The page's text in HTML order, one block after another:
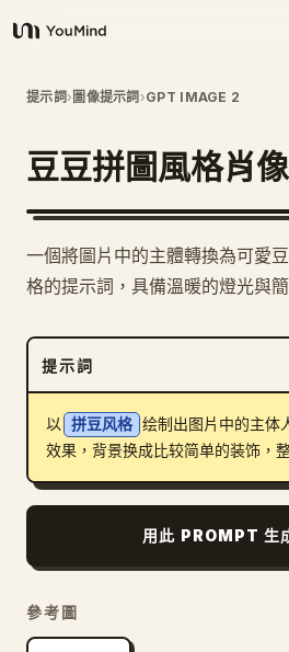
YouMind
概覽
使用案例
定價
下載
提示詞› 圖像提示詞 ›GPT IMAGE 2
豆豆拼圖風格肖像
1
一個將圖片中的主體轉換為可愛
格的提示詞，具備溫暖的燈光與
提示詞
以 拼豆风格 绘制出图片中的主体
效果，背景换成比较简单的装饰，
用此 PROMPT 生
參考圖